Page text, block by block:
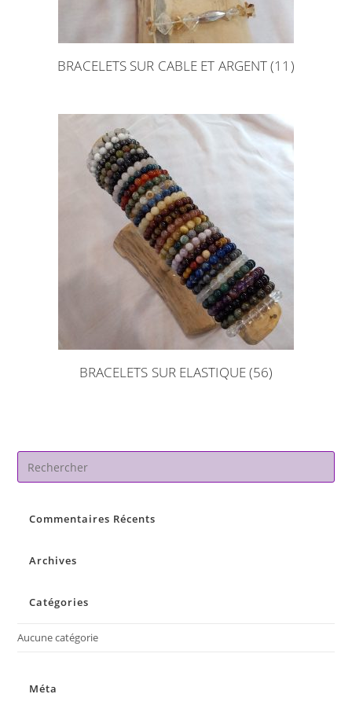
BRACELETS SUR CABLE ET ARGENT(11)
BRACELETS SUR ELASTIQUE(56)
Commentaires Récents
Archives
Catégories
Aucune catégorie
Méta